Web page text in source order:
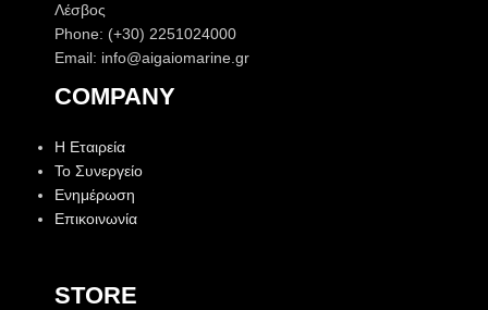
Λέσβος
Phone: (+30) 2251024000
Email: info@aigaiomarine.gr
COMPANY
Η Εταιρεία
Το Συνεργείο
Ενημέρωση
Επικοινωνία
STORE